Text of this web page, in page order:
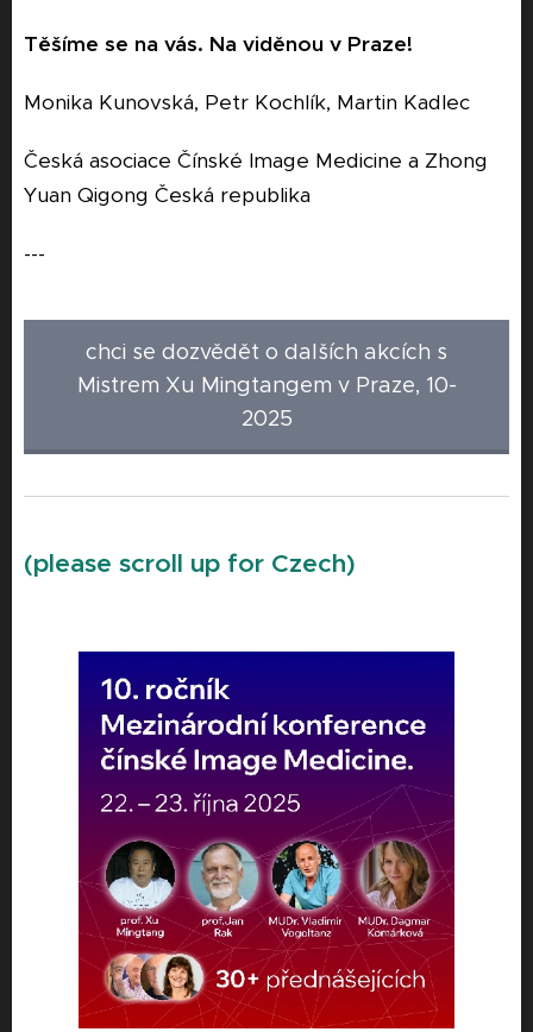
Těšíme se na vás. Na viděnou v Praze!
Monika Kunovská, Petr Kochlík, Martin Kadlec
Česká asociace Čínské Image Medicine a Zhong
Yuan Qigong Česká republika
---
chci se dozvědět o dalších akcích s
Mistrem Xu Mingtangem v Praze, 10-
2025
(please scroll up for Czech)